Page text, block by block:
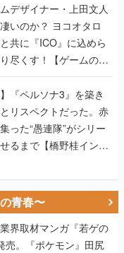
デザイナー・上田文人
いのか？ ヨコオタロ
共に『ICO』に込めら
尽くす！【ゲームの企
『ペルソナ3』を築き
リスペクトだった。赤
った“愚連隊”がシリー
るまで【橋野桂インタ
青春〜
界取材マンガ『若ゲの
売。『ポケモン』田尻